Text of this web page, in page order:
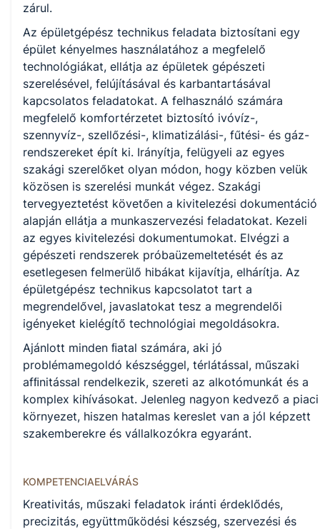
KKK letöltése (pdf)
PTT letöltése (pdf)
Okleveles technikusképzés
Nem
A képzést indító intézményeink
Székesfehérvári SZC Vörösmarty Mihály Technikum és
Szakképző Iskola (igazgató: Kenyeres-Pozsár Ágnes)
zárul.
Az épületgépész technikus feladata biztosítani egy
épület kényelmes használatához a megfelelő
technológiákat, ellátja az épületek gépészeti
szerelésével, felújításával és karbantartásával
kapcsolatos feladatokat. A felhasználó számára
megfelelő komfortérzetet biztosító ivóvíz-,
szennyvíz-, szellőzési-, klimatizálási-, fűtési- és gáz-
rendszereket épít ki. Irányítja, felügyeli az egyes
szakági szerelőket olyan módon, hogy közben velük
közösen is szerelési munkát végez. Szakági
tervegyeztetést követően a kivitelezési dokumentáció
alapján ellátja a munkaszervezési feladatokat. Kezeli
az egyes kivitelezési dokumentumokat. Elvégzi a
gépészeti rendszerek próbaüzemeltetését és az
esetlegesen felmerülő hibákat kijavítja, elhárítja. Az
épületgépész technikus kapcsolatot tart a
megrendelővel, javaslatokat tesz a megrendelői
igényeket kielégítő technológiai megoldásokra.
Ajánlott minden ﬁatal számára, aki jó
problémamegoldó készséggel, térlátással, műszaki
afﬁnitással rendelkezik, szereti az alkotómunkát és a
komplex kihívásokat. Jelenleg nagyon kedvező a piaci
környezet, hiszen hatalmas kereslet van a jól képzett
szakemberekre és vállalkozókra egyaránt.
KOMPETENCIAELVÁRÁS
Kreativitás, műszaki feladatok iránti érdeklődés,
precizitás, együttműködési készség, szervezési és